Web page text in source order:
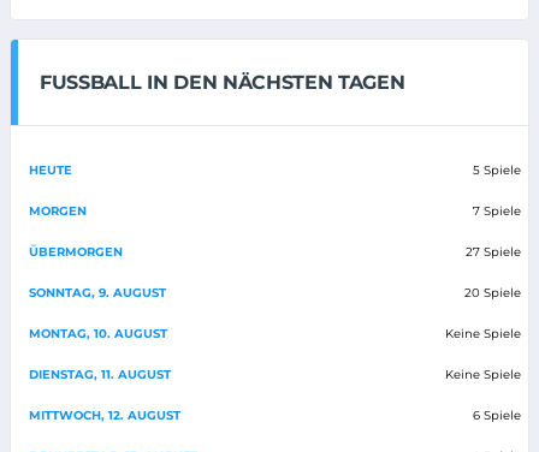
FUSSBALL IN DEN NÄCHSTEN TAGEN
HEUTE 5 Spiele
MORGEN 7 Spiele
ÜBERMORGEN 27 Spiele
SONNTAG, 9. AUGUST 20 Spiele
MONTAG, 10. AUGUST Keine Spiele
DIENSTAG, 11. AUGUST Keine Spiele
MITTWOCH, 12. AUGUST 6 Spiele